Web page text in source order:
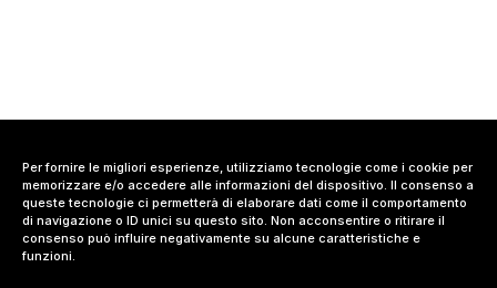
Per fornire le migliori esperienze, utilizziamo tecnologie come i cookie per
memorizzare e/o accedere alle informazioni del dispositivo. Il consenso a
queste tecnologie ci permetterà di elaborare dati come il comportamento
di navigazione o ID unici su questo sito. Non acconsentire o ritirare il
consenso può influire negativamente su alcune caratteristiche e
funzioni.